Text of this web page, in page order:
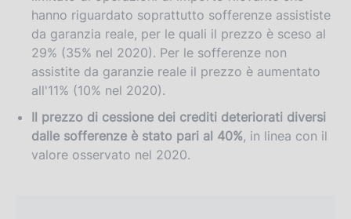
hanno riguardato soprattutto sofferenze assististe
da garanzia reale, per le quali il prezzo è sceso al
29% (35% nel 2020). Per le sofferenze non
assistite da garanzie reale il prezzo è aumentato
all'11% (10% nel 2020).
Il prezzo di cessione dei crediti deteriorati diversi
dalle sofferenze è stato pari al 40%, in linea con il
valore osservato nel 2020.